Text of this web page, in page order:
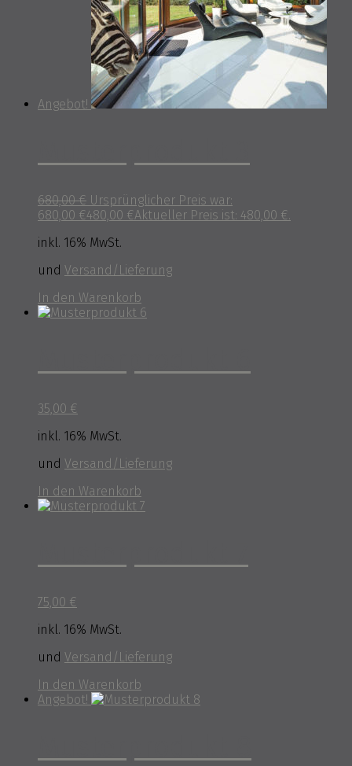
Angebot!
680,00€ Ursprünglicher Preis war:
680,00 €480,00 €Aktueller Preis ist: 480,00 €.
inkl. 16% MwSt.
und Versand/Lieferung
In den Warenkorb
35,00 €
inkl. 16% MwSt.
und Versand/Lieferung
In den Warenkorb
75,00 €
inkl. 16% MwSt.
und Versand/Lieferung
In den Warenkorb
Angebot!